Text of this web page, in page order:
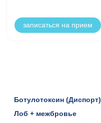
записаться на прием
Ботулотоксин (Диспорт)
Лоб + межбровье